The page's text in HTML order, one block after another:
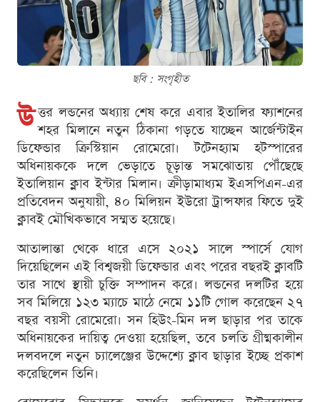
ছবি : সংগৃহীত
উ ত্তর লন্ডনের অধ্যায় শেষ করে এবার ইতালির ফ্যাশনের
শহর মিলানে নতুন ঠিকানা গড়তে যাচ্ছেন আর্জেন্টাইন
ডিফেন্ডার ক্রিস্টিয়ান রোমেরো। টটেনহ্যাম হটস্পারের
অধিনায়ককে দলে ভেড়াতে চূড়ান্ত সমঝোতায় পৌঁছেছে
ইতালিয়ান ক্লাব ইন্টার মিলান। ক্রীড়ামাধ্যম ইএসপিএন-এর
প্রতিবেদন অনুযায়ী, ৪০ মিলিয়ন ইউরো ট্রান্সফার ফিতে দুই
ক্লাবই মৌখিকভাবে সম্মত হয়েছে।
আতালান্তা থেকে ধারে এসে ২০২১ সালে স্পার্সে যোগ
দিয়েছিলেন এই বিশ্বজয়ী ডিফেন্ডার এবং পরের বছরই ক্লাবটি
তার সাথে স্থায়ী চুক্তি সম্পাদন করে। লন্ডনের দলটির হয়ে
সব মিলিয়ে ১২৩ ম্যাচে মাঠে নেমে ১১টি গোল করেছেন ২৭
বছর বয়সী রোমেরো। সন হিউং-মিন দল ছাড়ার পর তাকে
অধিনায়কের দায়িত্ব দেওয়া হয়েছিল, তবে চলতি গ্রীষ্মকালীন
দলবদলে নতুন চ্যালেঞ্জের উদ্দেশ্যে ক্লাব ছাড়ার ইচ্ছে প্রকাশ
করেছিলেন তিনি।